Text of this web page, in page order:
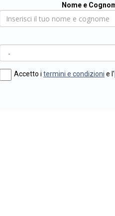
Nome e
Accetto i termini e condizioni e l'